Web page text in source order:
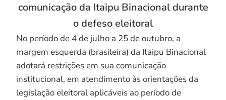
comunicação da Itaipu Binacional durante
o defeso eleitoral
No período de 4 de julho a 25 de outubro, a
margem esquerda (brasileira) da Itaipu Binacional
adotará restrições em sua comunicação
institucional, em atendimento às orientações da
legislação eleitoral aplicáveis ao período de